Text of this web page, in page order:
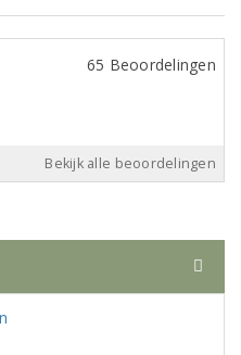
65 Beoordelingen
Bekijk alle beoordelingen